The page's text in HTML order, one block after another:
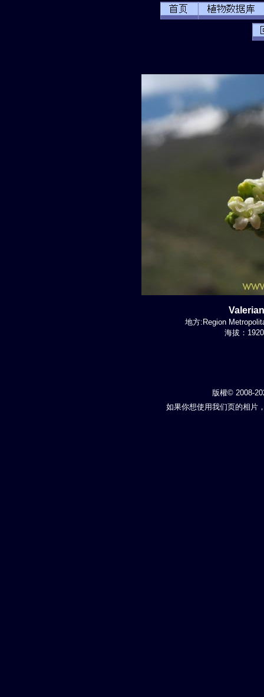
地方:Region
海拔：
版權© 2008-
如果你想使用我们页的相片